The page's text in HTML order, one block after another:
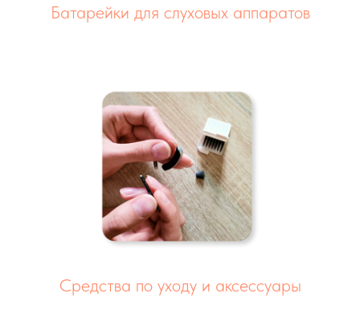
Батарейки для слуховых аппаратов
Средства по уходу и аксессуары